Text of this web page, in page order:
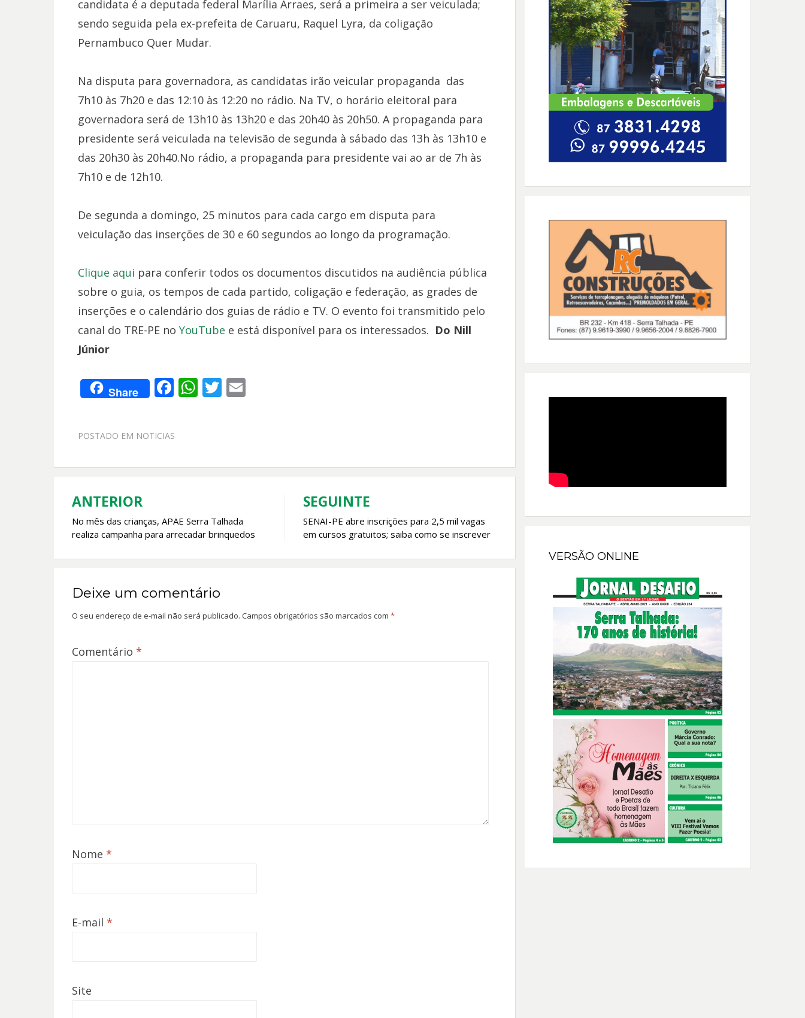
candidata é a deputada federal Marília Arraes, será a primeira a ser veiculada;
sendo seguida pela ex-prefeita de Caruaru, Raquel Lyra, da coligação
Pernambuco Quer Mudar.
Na disputa para governadora, as candidatas irão veicular propaganda das
7h10 às 7h20 e das 12:10 às 12:20 no rádio. Na TV, o horário eleitoral para
governadora será de 13h10 às 13h20 e das 20h40 às 20h50. A propaganda para
presidente será veiculada na televisão de segunda à sábado das 13h às 13h10 e
das 20h30 às 20h40.No rádio, a propaganda para presidente vai ao ar de 7h às
7h10 e de 12h10.
De segunda a domingo, 25 minutos para cada cargo em disputa para
veiculação das inserções de 30 e 60 segundos ao longo da programação.
Clique aqui para conferir todos os documentos discutidos na audiência pública
sobre o guia, os tempos de cada partido, coligação e federação, as grades de
inserções e o calendário dos guias de rádio e TV. O evento foi transmitido pelo
canal do TRE-PE no YouTube e está disponível para os interessados. Do Nill
Júnior
Share F
b
o
W
A
T E
POSTADO EM NOTICIAS
Navegação
de
ANTERIOR
No mês das crianças, APAE Serra Talhada
realiza campanha para arrecadar brinquedos
SEGUINTE
SENAI-PE abre inscrições para 2,5 mil vagas
em cursos gratuitos; saiba como se inscrever
Deixe um comentário
O seu endereço de e-mail não será publicado. Campos obrigatórios são marcados com *
Comentário *
Nome *
E-mail *
Site
VERSÃO ONLINE